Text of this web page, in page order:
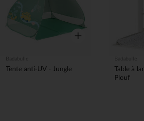
Aperçu rapide
Tente anti-UV - Jungle
Table à
Plouf